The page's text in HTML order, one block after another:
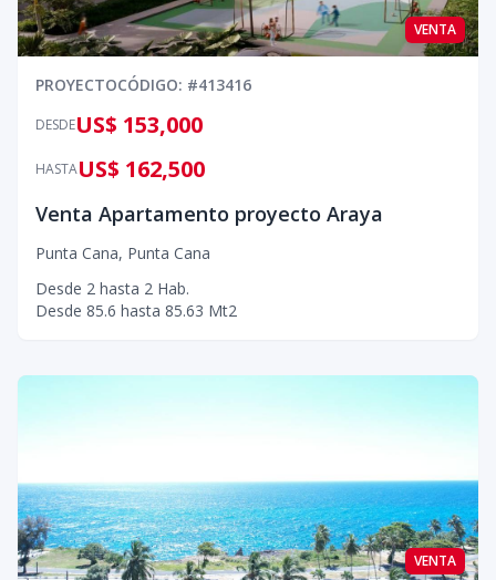
VENTA
PROYECTOCÓDIGO: #413416
DESDEUS$ 153,000
HASTAUS$ 162,500
Venta Apartamento proyecto Araya
Punta Cana, Punta Cana
Desde 2 hasta 2 Hab.
Desde 85.6 hasta 85.63 Mt2
VENTA